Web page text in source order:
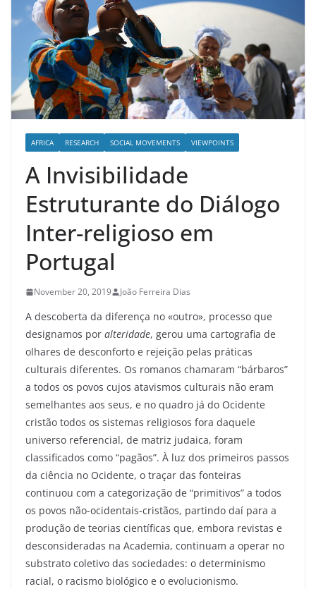
AFRICA RESEARCH SOCIAL MOVEMENTS VIEWPOINTS
A Invisibilidade
Estruturante do Diálogo
Inter-religioso em
Portugal
November 20, 2019 João Ferreira Dias
A descoberta da diferença no «outro», processo que
designamos por alteridade, gerou uma cartografia de
olhares de desconforto e rejeição pelas práticas
culturais diferentes. Os romanos chamaram “bárbaros”
a todos os povos cujos atavismos culturais não eram
semelhantes aos seus, e no quadro já do Ocidente
cristão todos os sistemas religiosos fora daquele
universo referencial, de matriz judaica, foram
classificados como “pagãos”. À luz dos primeiros passos
da ciência no Ocidente, o traçar das fonteiras
continuou com a categorização de “primitivos” a todos
os povos não-ocidentais-cristãos, partindo daí para a
produção de teorias científicas que, embora revistas e
desconsideradas na Academia, continuam a operar no
substrato coletivo das sociedades: o determinismo
racial, o racismo biológico e o evolucionismo.